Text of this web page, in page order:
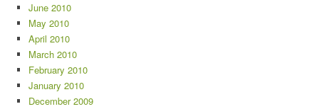
June 2010
May 2010
April 2010
March 2010
February 2010
January 2010
December 2009